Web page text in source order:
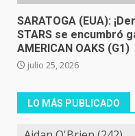
SARATOGA (EUA):
STARS se encumbró
AMERICAN OAKS (G1)
julio 25, 2026
LO MÁS PUBLICADO